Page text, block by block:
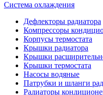
Система охлаждения
Дефлекторы радиатора
Компрессоры
Корпусы термостата
Крышки радиатора
Крышки
Крышки термостата
Насосы водяные
Патрубки и шланги
Радиаторы